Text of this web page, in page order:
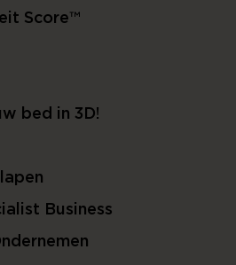
Score™
bed in 3D!
Business